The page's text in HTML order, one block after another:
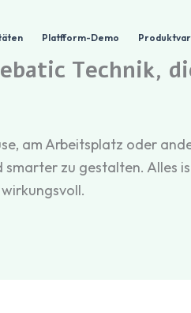
Platfform-Demo
am Arbeitsplatz oder
zu gestalten. Alles
Technik,